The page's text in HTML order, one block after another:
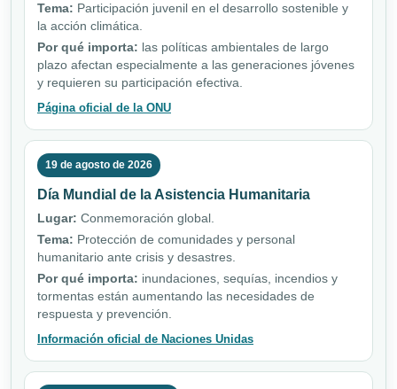
Tema: Participación juvenil en el desarrollo sostenible y
la acción climática.
Por qué importa: las políticas ambientales de largo
plazo afectan especialmente a las generaciones jóvenes
y requieren su participación efectiva.
Página oficial de la ONU
19 de agosto de 2026
Día Mundial de la Asistencia Humanitaria
Lugar: Conmemoración global.
Tema: Protección de comunidades y personal
humanitario ante crisis y desastres.
Por qué importa: inundaciones, sequías, incendios y
tormentas están aumentando las necesidades de
respuesta y prevención.
Información oficial de Naciones Unidas